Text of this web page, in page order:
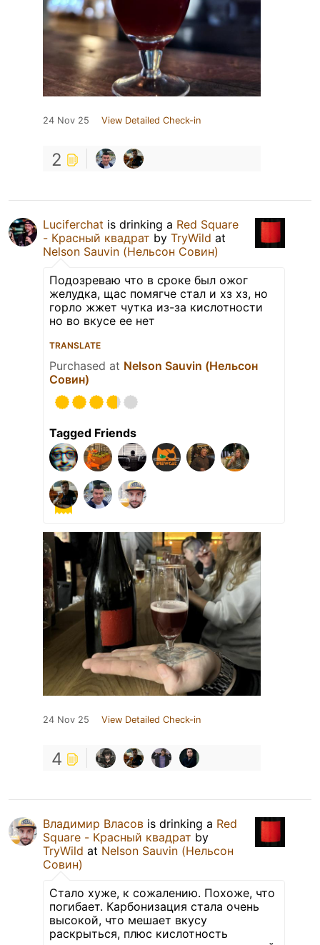
24 Nov 25 View Detailed Check-in
2
Luciferchat is drinking a Red Square
- Красный квадрат by TryWild at
Nelson Sauvin (Нельсон Совин)
Подозреваю что в сроке был ожог
желудка, щас помягче стал и хз хз, но
горло жжет чутка из-за кислотности
но во вкусе ее нет
TRANSLATE
Purchased at Nelson Sauvin (Нельсон
Совин)
Tagged Friends
24 Nov 25 View Detailed Check-in
4
Владимир Власов is drinking a Red
Square - Красный квадрат by
TryWild at Nelson Sauvin (Нельсон
Совин)
Стало хуже, к сожалению. Похоже, что
погибает. Карбонизация стала очень
высокой, что мешает вкусу
раскрыться, плюс кислотность